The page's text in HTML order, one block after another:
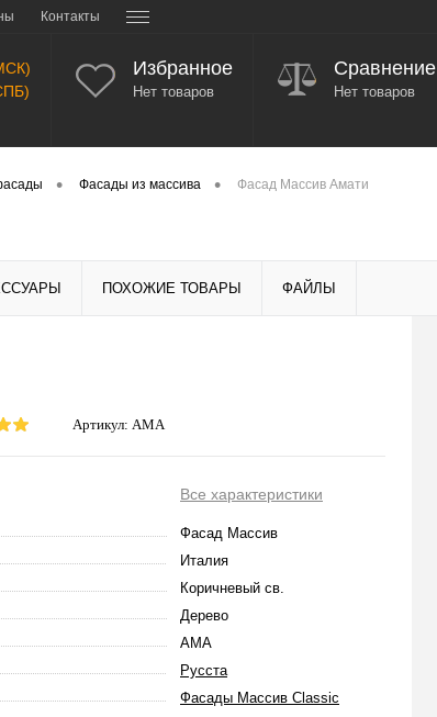
Контакты
Избранное
Нет товаров
Сравнение
Нет товаров
• Фасады из массива • Фасад Массив Амати
ПОХОЖИЕ ТОВАРЫ ФАЙЛЫ
Артикул: AMA
Все характеристики
Фасад Массив
Италия
Коричневый св.
Дерево
AMA
Русста
Фасады Массив Classic